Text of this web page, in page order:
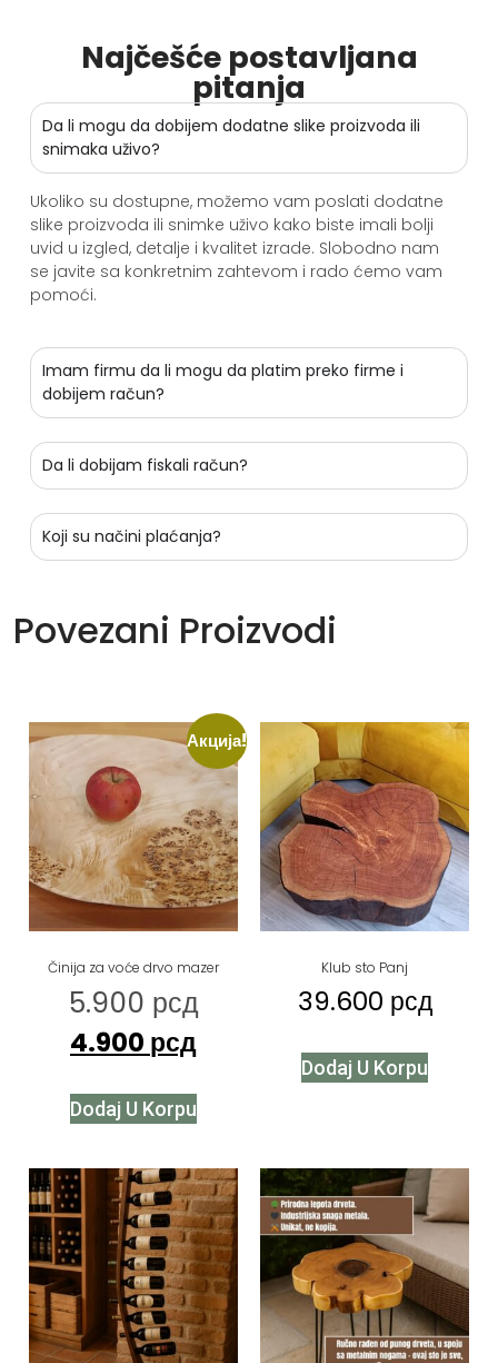
Najčešće postavljana
pitanja
Da li mogu da dobijem dodatne slike proizvoda ili
snimaka uživo?
Ukoliko su dostupne, možemo vam poslati dodatne
slike proizvoda ili snimke uživo kako biste imali bolji
uvid u izgled, detalje i kvalitet izrade. Slobodno nam
se javite sa konkretnim zahtevom i rado ćemo vam
pomoći.
Imam firmu da li mogu da platim preko firme i
dobijem račun?
Da li dobijam fiskali račun?
Koji su načini plaćanja?
Povezani Proizvodi
Акција!
Činija za voće drvo mazer
5.900 рсд
4.900 рсд
Dodaj U Korpu
Klub sto Panj
39.600 рсд
Dodaj U Korpu